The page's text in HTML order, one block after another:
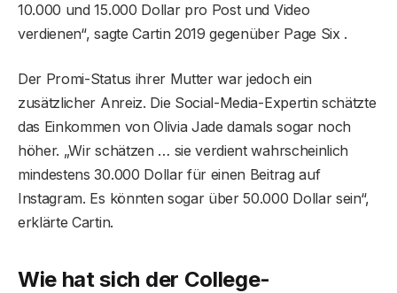
10.000 und 15.000 Dollar pro Post und Video
verdienen“, sagte Cartin 2019 gegenüber Page Six .
Der Promi-Status ihrer Mutter war jedoch ein
zusätzlicher Anreiz. Die Social-Media-Expertin schätzte
das Einkommen von Olivia Jade damals sogar noch
höher. „Wir schätzen … sie verdient wahrscheinlich
mindestens 30.000 Dollar für einen Beitrag auf
Instagram. Es könnten sogar über 50.000 Dollar sein“,
erklärte Cartin.
Wie hat sich der College-